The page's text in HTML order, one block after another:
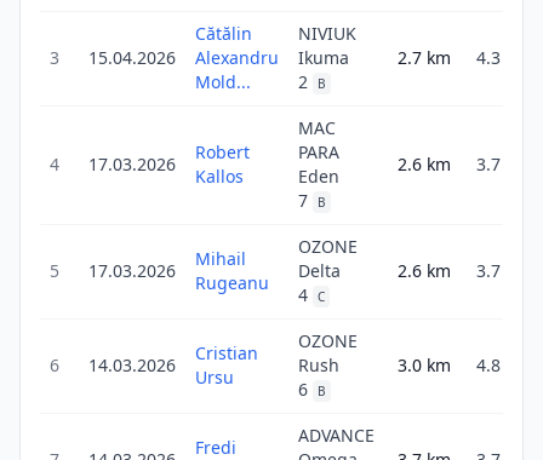
3 15.04.2026
Cătălin
Alexandru
Mold...
NIVIUK
Ikuma
2
B
2.7 km 4.3
4 17.03.2026
Robert
Kallos
MAC
PARA
Eden
7
B
2.6 km 3.7
5 17.03.2026
Mihail
Rugeanu
OZONE
Delta
4 C
2.6 km 3.7
6 14.03.2026
Cristian
Ursu
OZONE
Rush
6
B
3.0 km 4.8
Fredi
ADVANCE